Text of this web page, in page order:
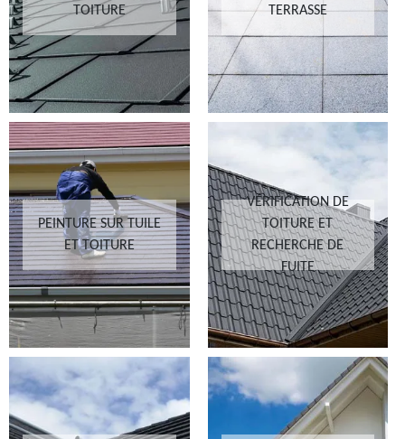
TOITURE
TERRASSE
PEINTURE SUR TUILE
ET TOITURE
VÉRIFICATION DE
TOITURE ET
RECHERCHE DE
FUITE